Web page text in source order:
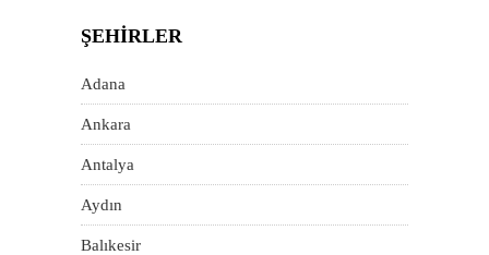
ŞEHIRLER
Adana
Ankara
Antalya
Aydın
Balıkesir